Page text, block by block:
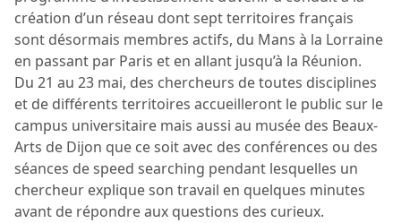
création d’un réseau dont sept territoires français
sont désormais membres actifs, du Mans à la Lorraine
en passant par Paris et en allant jusqu’à la Réunion.
Du 21 au 23 mai, des chercheurs de toutes disciplines
et de différents territoires accueilleront le public sur le
campus universitaire mais aussi au musée des Beaux-
Arts de Dijon que ce soit avec des conférences ou des
séances de speed searching pendant lesquelles un
chercheur explique son travail en quelques minutes
avant de répondre aux questions des curieux.